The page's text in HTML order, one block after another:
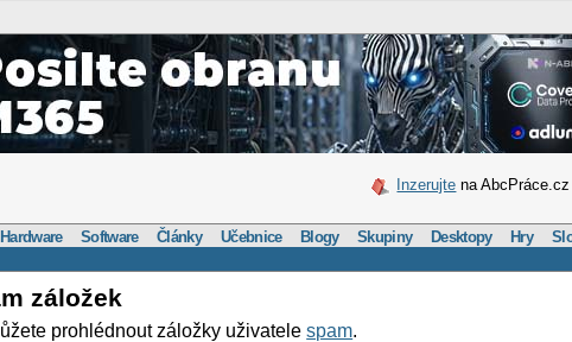
Inzerujte na
Hardware Software Články Učebnice Blogy Skupiny Desktopy Hry
záložek
prohlédnout záložky uživatelespam.